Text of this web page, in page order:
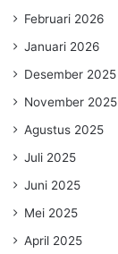
Februari 2026
Januari 2026
Desember 2025
November 2025
Agustus 2025
Juli 2025
Juni 2025
Mei 2025
April 2025